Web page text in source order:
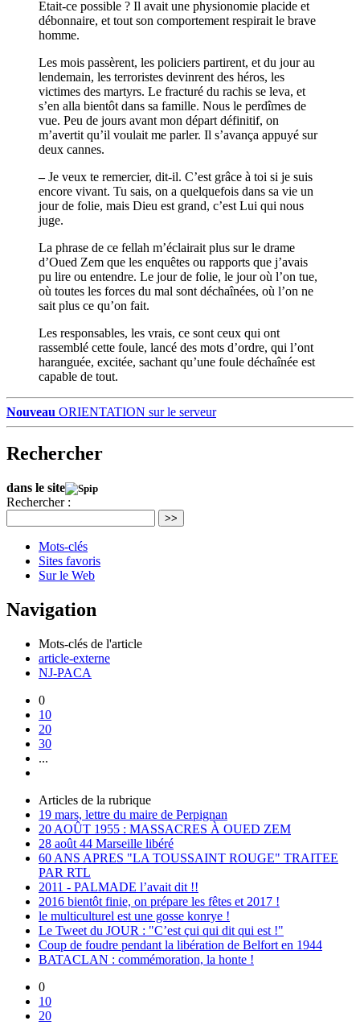
Etait-ce possible ? Il avait une physionomie placide et
débonnaire, et tout son comportement respirait le brave
homme.
Les mois passèrent, les policiers partirent, et du jour au
lendemain, les terroristes devinrent des héros, les
victimes des martyrs. Le fracturé du rachis se leva, et
s’en alla bientôt dans sa famille. Nous le perdîmes de
vue. Peu de jours avant mon départ définitif, on
m’avertit qu’il voulait me parler. Il s’avança appuyé sur
deux cannes.
–Je veux te remercier, dit-il. C’est grâce à toi si je suis
encore vivant. Tu sais, on a quelquefois dans sa vie un
jour de folie, mais Dieu est grand, c’est Lui qui nous
juge.
La phrase de ce fellah m’éclairait plus sur le drame
d’Oued Zem que les enquêtes ou rapports que j’avais
pu lire ou entendre. Le jour de folie, le jour où l’on tue,
où toutes les forces du mal sont déchaînées, où l’on ne
sait plus ce qu’on fait.
Les responsables, les vrais, ce sont ceux qui ont
rassemblé cette foule, lancé des mots d’ordre, qui l’ont
haranguée, excitée, sachant qu’une foule déchaînée est
capable de tout.
Nouveau ORIENTATION sur le serveur
Rechercher
dans le site
Rechercher :
>>
Mots-clés
Sites favoris
Sur le Web
Navigation
Mots-clés de l'article
article-externe
NJ-PACA
0
10
20
30
...
Articles de la rubrique
19 mars, lettre du maire de Perpignan
20 AOÛT 1955 : MASSACRES À OUED ZEM
28 août 44 Marseille libéré
60 ANS APRES "LA TOUSSAINT ROUGE" TRAITEE
PAR RTL
2011 - PALMADE l’avait dit !!
2016 bientôt finie, on prépare les fêtes et 2017 !
le multiculturel est une gosse konrye !
Le Tweet du JOUR : "C’est çui qui dit qui est !"
Coup de foudre pendant la libération de Belfort en 1944
BATACLAN : commémoration, la honte !
0
10
20